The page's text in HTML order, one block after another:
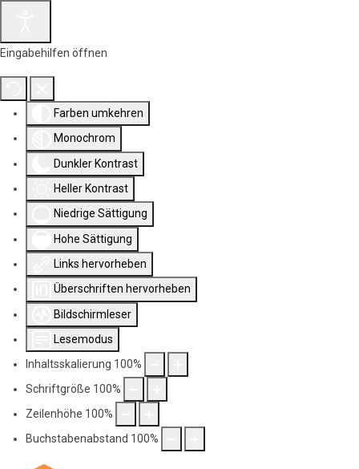
Eingabehilfen öffnen
Farben umkehren
Monochrom
Dunkler Kontrast
Heller Kontrast
Niedrige Sättigung
Hohe Sättigung
Links hervorheben
Überschriften hervorheben
Bildschirmleser
Lesemodus
Inhaltsskalierung 100%
Schriftgröße 100%
Zeilenhöhe 100%
Buchstabenabstand 100%